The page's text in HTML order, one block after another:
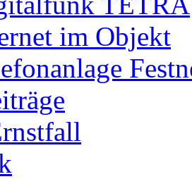
im Objekt